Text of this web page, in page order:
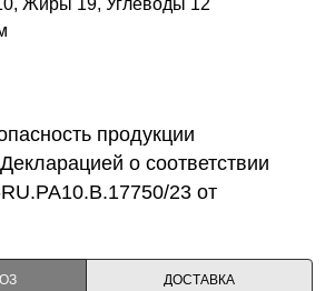
продукции
о соответствии
23 от
ДОСТАВКА